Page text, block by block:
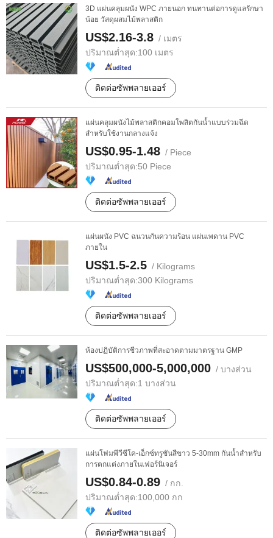
3D แผ่นคลุมผนัง WPC ภายนอก ทนทานต่อการดูแลรักษา
น้อย วัสดุผสมไม้พลาสติก
US$2.16-3.8 / เมตร
ปริมาณต่ำสุด:100 เมตร
ติดต่อซัพพลายเออร์
แผ่นคลุมผนังไม้พลาสติกคอมโพสิตกันน้ำแบบร่วมฉีด
สำหรับใช้งานกลางแจ้ง
US$0.95-1.48 / Piece
ปริมาณต่ำสุด:50 Piece
ติดต่อซัพพลายเออร์
แผ่นผนัง PVC ฉนวนกันความร้อน แผ่นเพดาน PVC
ภายใน
US$1.5-2.5 / Kilograms
ปริมาณต่ำสุด:300 Kilograms
ติดต่อซัพพลายเออร์
ห้องปฏิบัติการชีวภาพที่สะอาดตามมาตรฐาน GMP
US$500,000-5,000,000 / บางส่วน
ปริมาณต่ำสุด:1 บางส่วน
ติดต่อซัพพลายเออร์
แผ่นโฟมพีวีซีโค-เอ็กซ์ทรูชันสีขาว 5-30mm กันน้ำสำหรับ
การตกแต่งภายในเฟอร์นิเจอร์
US$0.84-0.89 / กก.
ปริมาณต่ำสุด:100,000 กก
ติดต่อซัพพลายเออร์